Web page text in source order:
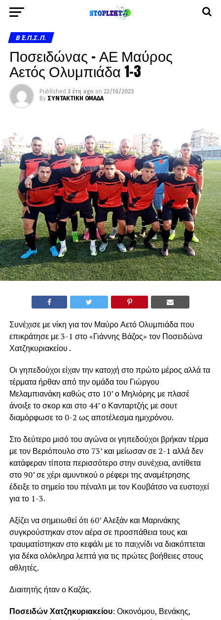
Β΄ Ε.Π.Σ.Π.
Ποσειδώνας – ΑΕ Μαύρος
Αετός Ολυμπιάδα 1-3
Published 3 έτη ago on 22/10/2023
By ΣΥΝΤΑΚΤΙΚΗ ΟΜΑΔΑ
Συνέχισε με νίκη για τον Μαύρο Αετό Ολυμπιάδα που
επικράτησε με 3-1 στο «Γιάννης Βάζος» τον Ποσειδώνα
Χατζηκυριακείου .
Οι γηπεδούχοι είχαν την κατοχή στο πρώτο μέρος αλλά τα
τέρματα ήρθαν από την ομάδα του Γιώργου
Μελαμπιανάκη καθώς στο 10’ ο Μηλιόρης με πλασέ
άνοιξε το σκορ και στο 44’ ο Κανταρτζής με σουτ
διαμόρφωσε το 0-2 ως αποτέλεσμα ημιχρόνου.
Στο δεύτερο μισό του αγώνα οι γηπεδούχοι βρήκαν τέρμα
με τον Βεριόπουλο στο 73’ και μείωσαν σε 2-1 αλλά δεν
κατάφεραν τίποτα περισσότερο στην συνέχεια, αντίθετα
στο 90’ σε χέρι αμυντικού ο ρέφερι της αναμέτρησης
έδειξε το σημείο του πέναλτι με τον Κουβάτσο να ευστοχεί
για το 1-3.
Αξίζει να σημειωθεί ότι 60’ Αλεξάν και Μαρινάκης
συγκρούστηκαν στον αέρα σε προσπάθεια τους και
τραυματίστηκαν στο κεφάλι με το παιχνίδι να διακόπτεται
για δέκα ολόκληρα λεπτά για τις πρώτες βοήθειες στους
αθλητές.
Διαιτητής ήταν ο Καζάς.
Ποσειδών Χατζηκυριακείου: Οικονόμου, Βενάκης,